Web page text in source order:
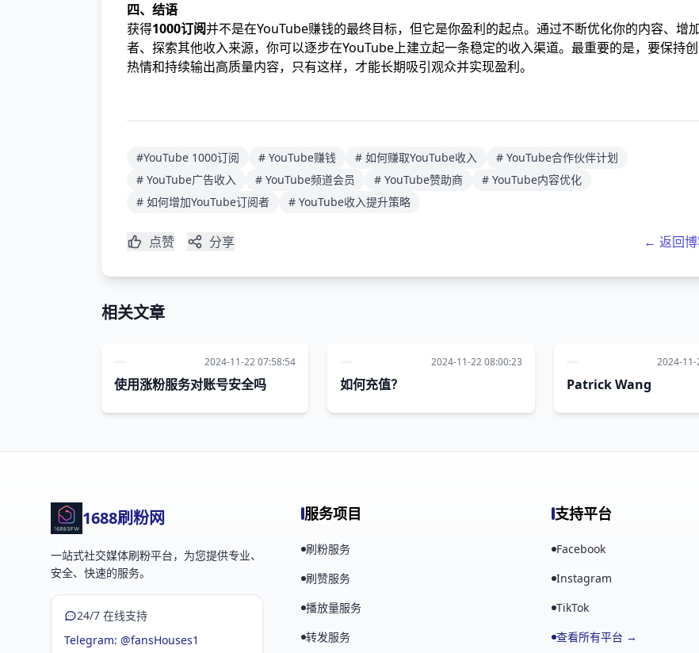
四、结语
获得1000订阅并不是在YouTube赚钱的最终目标，但它是你盈利的起点。通过不断优化你的内容、增
者、探索其他收入来源，你可以逐步在YouTube上建立起一条稳定的收入渠道。最重要的是，要保持
热情和持续输出高质量内容，只有这样，才能长期吸引观众并实现盈利。
#YouTube 1000订阅 # YouTube赚钱 # 如何赚取YouTube收入
# YouTube合作伙伴计划
# YouTube广告收入
# YouTube频道会员 # YouTube赞助商
# YouTube内容优化
# 如何增加YouTube订阅者
# YouTube收入提升策略
点赞 分享 ← 返回
相关文章
2024-11-22 07:58:54
使用涨粉服务对账号安全吗
2024-11-22 08:00:23
如何充值？
2024-11-
Patrick Wang
1688刷粉网
一站式社交媒体刷粉平台，为您提供专业、
安全、快速的服务。
24/7 在线支持
Telegram: @fansHouses1
服务项目
刷粉服务
刷赞服务
播放量服务
转发服务
支持平台
Facebook
Instagram
TikTok
查看所有平台 →